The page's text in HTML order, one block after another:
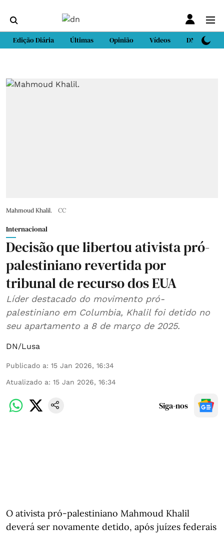
Edição Diária Últimas Opinião Vídeos DN Sport
Mahmoud Khalil. CC
Internacional
Decisão que libertou ativista pró-
palestiniano revertida por
tribunal de recurso dos EUA
Líder destacado do movimento pró-
palestiniano em Columbia, Khalil foi detido no
seu apartamento a 8 de março de 2025.
DN/Lusa
Publicado a: 15 Jan 2026, 16:34
Atualizado a: 15 Jan 2026, 16:34
Siga-nos
O ativista pró-palestiniano Mahmoud Khalil
deverá ser novamente detido, após juízes federais